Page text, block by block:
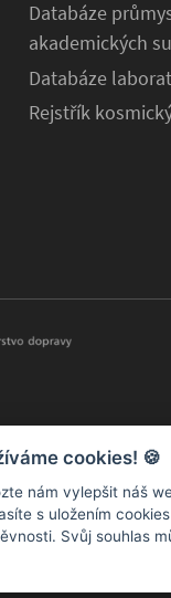
Databáze
akademických
Databáze
Rejstřík
dopravy pro
cookies! 🍪
nám vylepšit náš
s uložením
Svůj souhlas